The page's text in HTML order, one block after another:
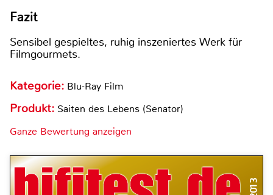
Fazit
Sensibel gespieltes, ruhig inszeniertes Werk für
Filmgourmets.
Kategorie: Blu-Ray Film
Produkt: Saiten des Lebens (Senator)
Ganze Bewertung anzeigen